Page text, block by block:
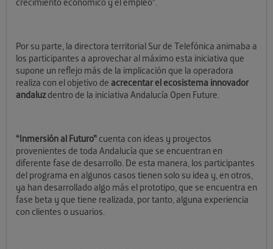
Por su parte, la directora territorial Sur de Telefónica animaba a
los participantes a aprovechar al máximo esta iniciativa que
supone un reflejo más de la implicación que la operadora
realiza con el objetivo de acrecentar el ecosistema innovador
andaluzdentro de la iniciativa Andalucía Open Future.
“Inmersión al Futuro”cuenta con ideas y proyectos
provenientes de toda Andalucía que se encuentran en
diferente fase de desarrollo. De esta manera, los participantes
del programa en algunos casos tienen solo su idea y, en otros,
ya han desarrollado algo más el prototipo, que se encuentra en
fase beta y que tiene realizada, por tanto, alguna experiencia
con clientes o usuarios.